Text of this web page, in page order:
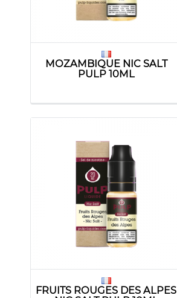
MOZAMBIQUE NIC SALT
PULP 10ML
FRUITS ROUGES DES ALPES